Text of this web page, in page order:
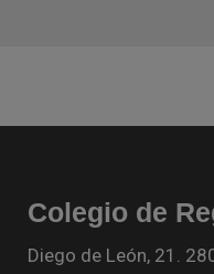
Colegio de
Diego de León, 21.